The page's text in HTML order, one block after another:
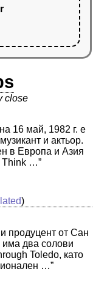
close
16 май, 1982 г. е
и актьор.
в Европа и Азия
Think …”
)
продуцент от Сан
два солови
Toledo, като
…”